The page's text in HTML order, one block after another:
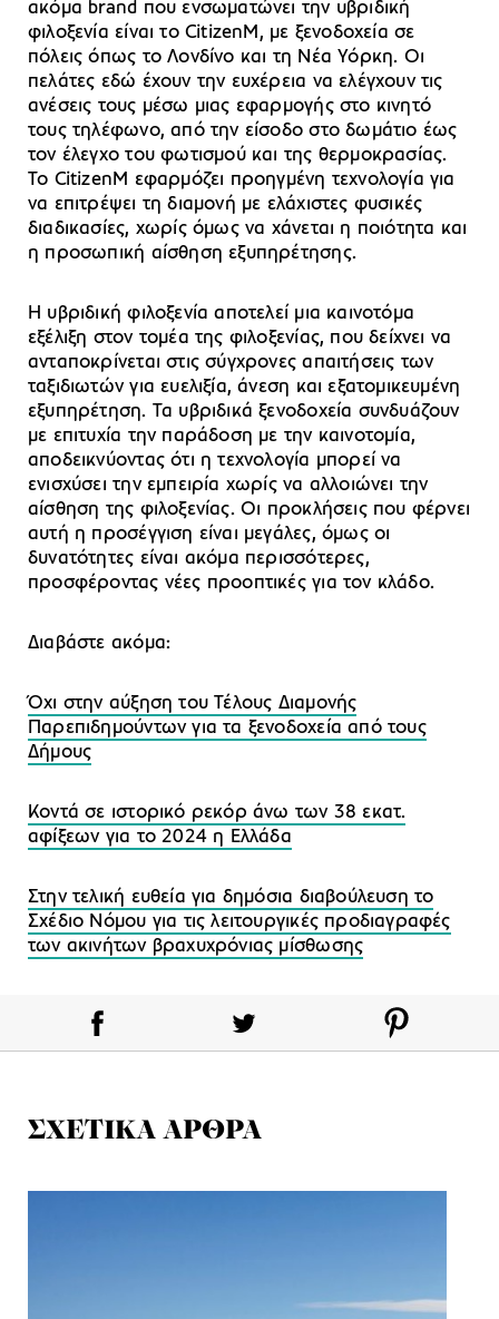
ακόμα brand που ενσωματώνει την υβριδική
φιλοξενία είναι το CitizenM, με ξενοδοχεία σε
πόλεις όπως το Λονδίνο και τη Νέα Υόρκη. Οι
πελάτες εδώ έχουν την ευχέρεια να ελέγχουν τις
ανέσεις τους μέσω μιας εφαρμογής στο κινητό
τους τηλέφωνο, από την είσοδο στο δωμάτιο έως
τον έλεγχο του φωτισμού και της θερμοκρασίας.
Το CitizenM εφαρμόζει προηγμένη τεχνολογία για
να επιτρέψει τη διαμονή με ελάχιστες φυσικές
διαδικασίες, χωρίς όμως να χάνεται η ποιότητα και
η προσωπική αίσθηση εξυπηρέτησης.
Η υβριδική φιλοξενία αποτελεί μια καινοτόμα
εξέλιξη στον τομέα της φιλοξενίας, που δείχνει να
ανταποκρίνεται στις σύγχρονες απαιτήσεις των
ταξιδιωτών για ευελιξία, άνεση και εξατομικευμένη
εξυπηρέτηση. Τα υβριδικά ξενοδοχεία συνδυάζουν
με επιτυχία την παράδοση με την καινοτομία,
αποδεικνύοντας ότι η τεχνολογία μπορεί να
ενισχύσει την εμπειρία χωρίς να αλλοιώνει την
αίσθηση της φιλοξενίας. Οι προκλήσεις που φέρνει
αυτή η προσέγγιση είναι μεγάλες, όμως οι
δυνατότητες είναι ακόμα περισσότερες,
προσφέροντας νέες προοπτικές για τον κλάδο.
Διαβάστε ακόμα:
Όχι στην αύξηση του Τέλους Διαμονής
Παρεπιδημούντων για τα ξενοδοχεία από τους
Δήμους
Κοντά σε ιστορικό ρεκόρ άνω των 38 εκατ.
αφίξεων για το 2024 η Ελλάδα
Στην τελική ευθεία για δημόσια διαβούλευση το
Σχέδιο Νόμου για τις λειτουργικές προδιαγραφές
των ακινήτων βραχυχρόνιας μίσθωσης
ΣΧΕΤΙΚΑ ΑΡΘΡΑ